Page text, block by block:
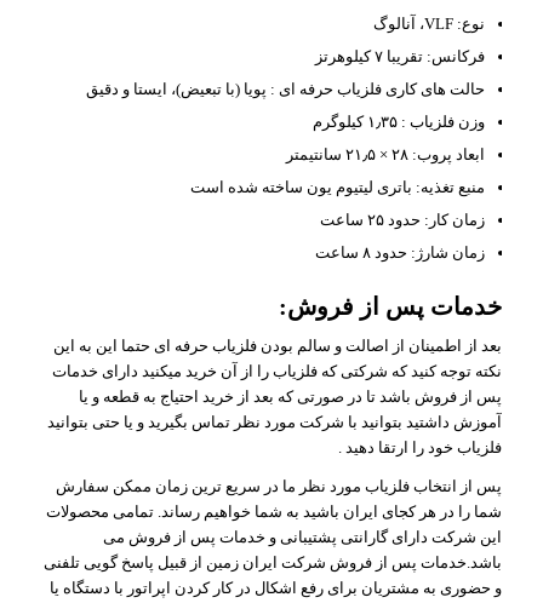
نوع: VLF، آنالوگ
فرکانس: تقریبا ۷ کیلوهرتز
حالت های کاری فلزیاب حرفه ای : پویا (با تبعیض)، ایستا و دقیق
وزن فلزیاب : ۱٫۳۵ کیلوگرم
ابعاد پروب: ۲۸ × ۲۱٫۵ سانتیمتر
منبع تغذیه: باتری لیتیوم یون ساخته شده است
زمان کار: حدود ۲۵ ساعت
زمان شارژ: حدود ۸ ساعت
خدمات پس از فروش:
بعد از اطمینان از اصالت و سالم بودن فلزیاب حرفه ای حتما این به این
نکته توجه کنید که شرکتی که فلزیاب را از آن خرید میکنید دارای خدمات
پس از فروش باشد تا در صورتی که بعد از خرید احتیاج به قطعه و یا
آموزش داشتید بتوانید با شرکت مورد نظر تماس بگیرید و یا حتی بتوانید
فلزیاب خود را ارتقا دهید .
پس از انتخاب فلزیاب مورد نظر ما در سریع ترین زمان ممکن سفارش
شما را در هر کجای ایران باشید به شما خواهیم رساند. تمامی محصولات
این شرکت دارای گارانتی پشتیبانی و خدمات پس از فروش می
باشد.خدمات پس از فروش شرکت ایران زمین از قبیل پاسخ گویی تلفنی
و حضوری به مشتریان برای رفع اشکال در کار کردن اپراتور با دستگاه یا